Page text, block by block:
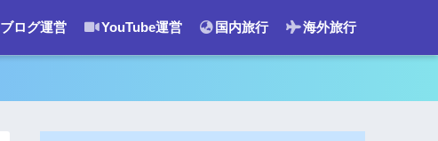
ブログ運営 YouTube運営 国内旅行 海外旅行